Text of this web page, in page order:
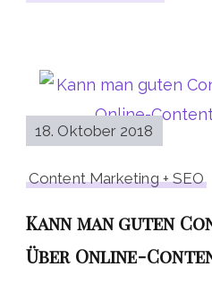
18. Oktober 2018
Content Marketing + SEO
Kann man guten
Über Online-